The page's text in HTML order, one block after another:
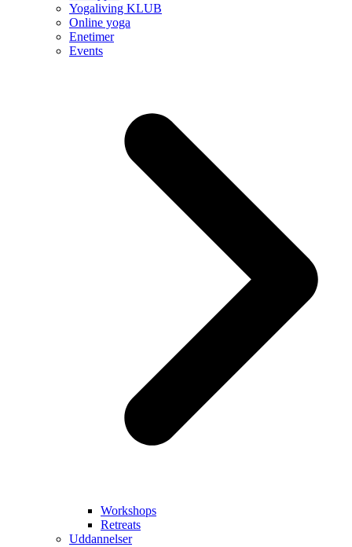
Yogaliving KLUB
Online yoga
Enetimer
Events
Workshops
Retreats
Uddannelser